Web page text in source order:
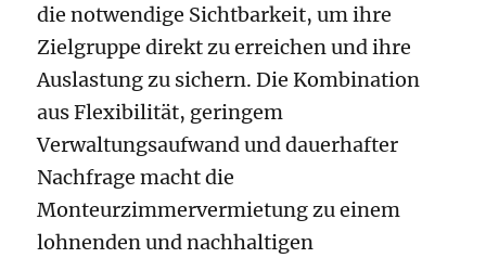
die notwendige Sichtbarkeit, um ihre
Zielgruppe direkt zu erreichen und ihre
Auslastung zu sichern. Die Kombination
aus Flexibilität, geringem
Verwaltungsaufwand und dauerhafter
Nachfrage macht die
Monteurzimmervermietung zu einem
lohnenden und nachhaltigen